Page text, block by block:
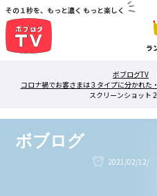
その１秒を、もっと濃く もっと楽しく
ラ
ボブログTV
コロナ禍でお客さまは３タイプに分かれた
スクリーンショット
ボブログ
2021/02/12/